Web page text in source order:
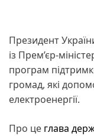
Президент
із Прем’єр-
програм
громад, які
електроенергії.
Про це глава